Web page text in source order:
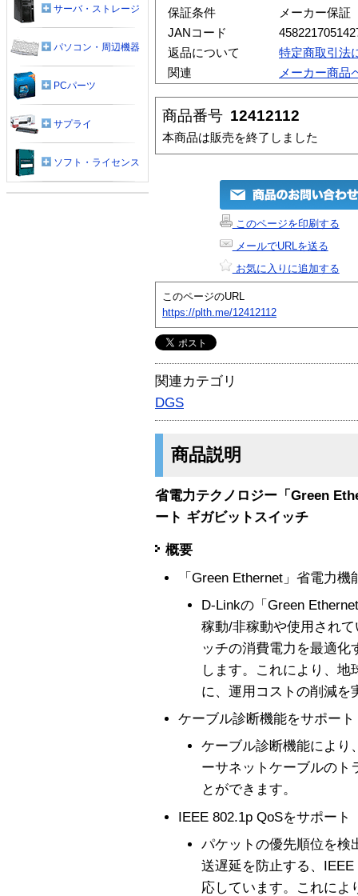
保証条件
メーカー保証
JANコード
返品について
特定商取引法
関連
メーカー商品
商品番号 12412112
本商品は販売を終了しました
このページを印刷する
メールでURLを送る
お気に入りに追加する
このページのURL
https://plth.me/12412112
関連カテゴリ
DGS
商品説明
省電力テクノロジー「Green
ート ギガビットスイッチ
概要
「Green Ethernet」省電力機
D-Linkの「Green
稼動/非稼動や使用され
ッチの消費電力を最適
します。これにより、
に、運用コストの削減を
ケーブル診断機能をサポート
ケーブル診断機能により
ーサネットケーブルのト
とができます。
IEEE 802.1p QoSをサポート
パケットの優先順位を検
送遅延を防止する、
応しています。これによ
サーバ・ストレージ
パソコン・周辺機器
PCパーツ
サプライ
ソフト・ライセンス